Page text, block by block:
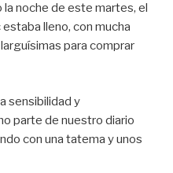
noche de este martes, el
lleno, con mucha
para comprar
sensibilidad y
parte de nuestro diario
con una tatema y unos